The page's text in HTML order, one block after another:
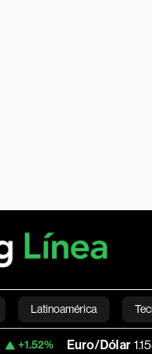
Latinoamérica
Mundo Videos
Euro/Dólar 1.1556